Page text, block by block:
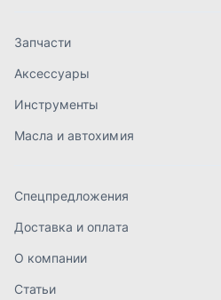
Контакты
order@mteh74.ru
+7 (904) 945-52-55
г. Златоуст